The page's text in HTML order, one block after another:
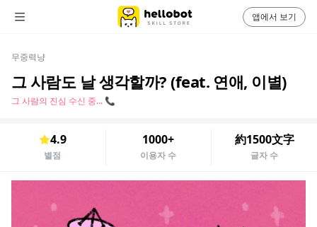
무중력냥
그 사람도 날 생각할까? (feat. 연애, 이별)
그 사람의 진심 수신 중... 📞
4.9
별점
1000+
이용자 수
約1500文字
글자 수
앱에서 보기